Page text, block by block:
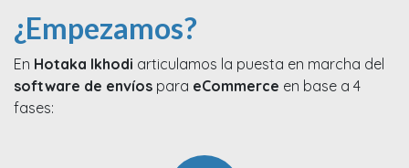
¿Empezamos?
En Hotaka Ikhodi articulamos la puesta en marcha del
software de envíos para eCommerce en base a 4
fases: